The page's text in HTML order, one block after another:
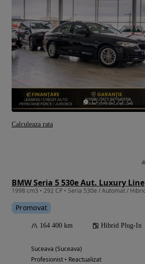
BMW Seria 5 530e Aut. Luxury Line
Promovat
164 400 km Hibrid Plug-In
Suceava (Suceava)
Profesionist • Reactualizat
Calculeaza rata